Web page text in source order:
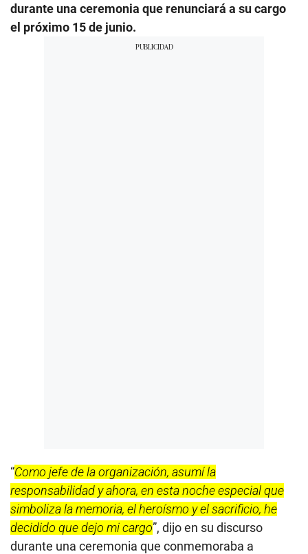
durante una ceremonia que renunciará a su cargo
el próximo 15 de junio.
“Como jefe de la organización, asumí la
responsabilidad y ahora, en esta noche especial que
simboliza la memoria, el heroísmo y el sacrificio, he
decidido que dejo mi cargo”, dijo en su discurso
durante una ceremonia que conmemoraba a